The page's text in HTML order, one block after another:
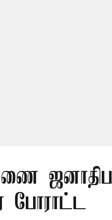
போராட்ட